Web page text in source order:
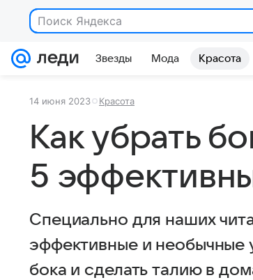
Звезды Мода Красота
14 июня 2023 Красота
Как убрать
5
Специально для наших
эффективные и необычные
бока и сделать талию в